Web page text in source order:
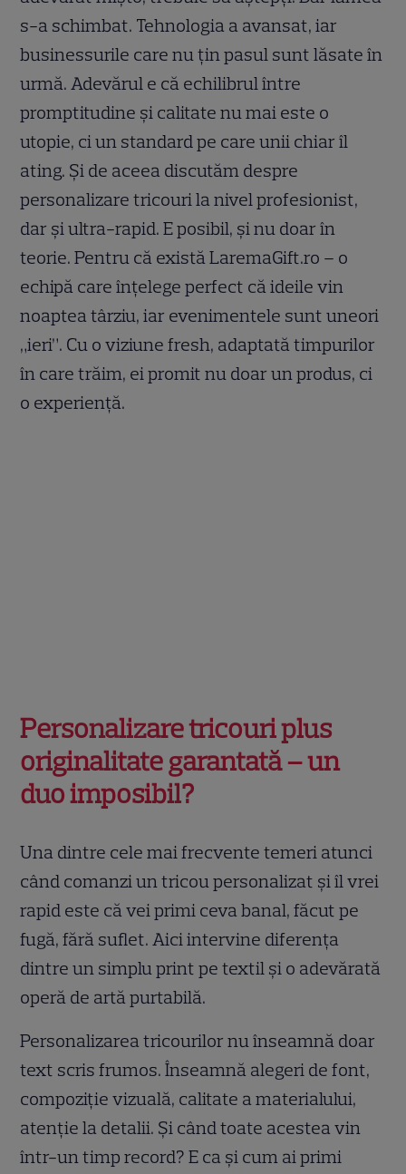
s-a schimbat. Tehnologia a avansat, iar
businessurile care nu țin pasul sunt lăsate în
urmă. Adevărul e că echilibrul între
promptitudine și calitate nu mai este o
utopie, ci un standard pe care unii chiar îl
ating. Și de aceea discutăm despre
personalizare tricouri la nivel profesionist,
dar și ultra-rapid. E posibil, și nu doar în
teorie. Pentru că există LaremaGift.ro – o
echipă care înțelege perfect că ideile vin
noaptea târziu, iar evenimentele sunt uneori
„ieri”. Cu o viziune fresh, adaptată timpurilor
în care trăim, ei promit nu doar un produs, ci
o experiență.
Personalizare tricouri plus
originalitate garantată – un
duo imposibil?
Una dintre cele mai frecvente temeri atunci
când comanzi un tricou personalizat și îl vrei
rapid este că vei primi ceva banal, făcut pe
fugă, fără suflet. Aici intervine diferența
dintre un simplu print pe textil și o adevărată
operă de artă purtabilă.
Personalizarea tricourilor nu înseamnă doar
text scris frumos. Înseamnă alegeri de font,
compoziție vizuală, calitate a materialului,
atenție la detalii. Și când toate acestea vin
într-un timp record? E ca și cum ai primi